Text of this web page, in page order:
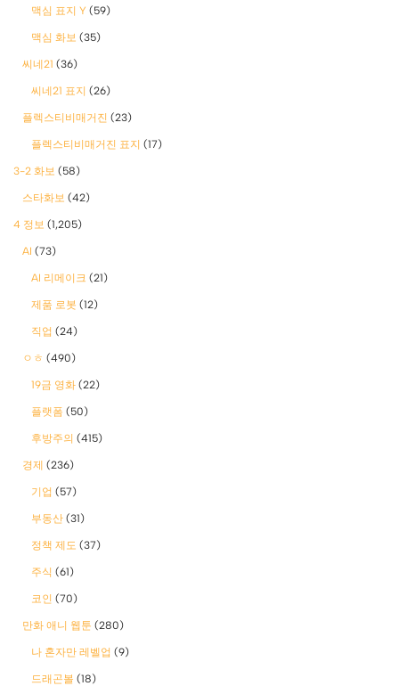
맥심 표지 Y (59)
맥심 화보 (35)
씨네21 (36)
씨네21 표지 (26)
플렉스티비매거진 (23)
플렉스티비매거진 표지 (17)
3-2 화보 (58)
스타화보 (42)
4 정보 (1,205)
AI (73)
AI 리메이크 (21)
제품 로봇 (12)
직업 (24)
ㅇㅎ (490)
19금 영화 (22)
플랫폼 (50)
후방주의 (415)
경제 (236)
기업 (57)
부동산 (31)
정책 제도 (37)
주식 (61)
코인 (70)
만화 애니 웹툰 (280)
나 혼자만 레벨업 (9)
드래곤볼 (18)